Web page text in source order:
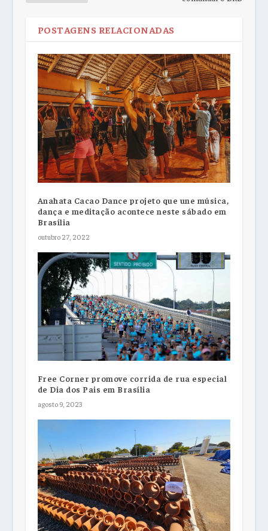
POSTAGENS RELACIONADAS
Anahata Cacao Dance projeto que une música,
dança e meditação acontece neste sábado em
Brasília
outubro 27, 2022
Free Corner promove corrida de rua especial
de Dia dos Pais em Brasília
agosto 9, 2023